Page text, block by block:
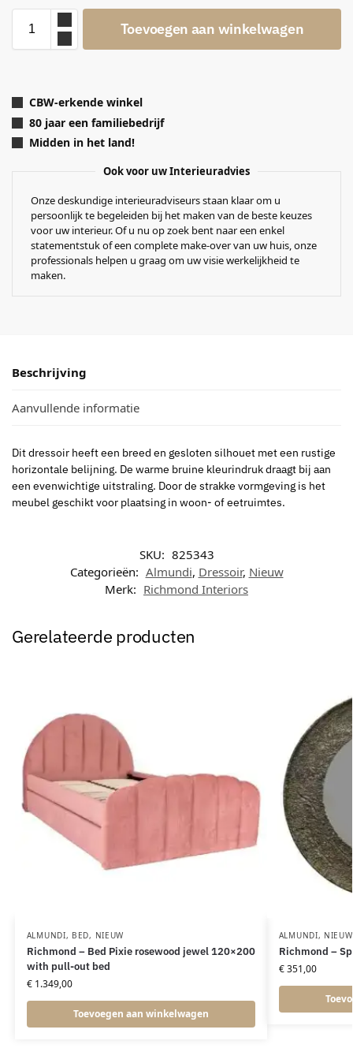
Toevoegen aan winkelwagen
CBW-erkende winkel
80 jaar een familiebedrijf
Midden in het land!
Ook voor uw Interieuradvies
Onze deskundige interieuradviseurs staan klaar om u
persoonlijk te begeleiden bij het maken van de beste keuzes
voor uw interieur. Of u nu op zoek bent naar een enkel
statementstuk of een complete make-over van uw huis, onze
professionals helpen u graag om uw visie werkelijkheid te
maken.
Beschrijving
Aanvullende informatie
Dit dressoir heeft een breed en gesloten silhouet met een rustige
horizontale belijning. De warme bruine kleurindruk draagt bij aan
een evenwichtige uitstraling. Door de strakke vormgeving is het
meubel geschikt voor plaatsing in woon- of eetruimtes.
SKU: 825343
Categorieën: Almundi, Dressoir, Nieuw
Merk: Richmond Interiors
Gerelateerde producten
ALMUNDI, BED, NIEUW
Richmond – Bed Pixie rosewood jewel 120×200
with pull-out bed
€1.349,00
Toevoegen aan winkelwagen
ALMUNDI, NIEUW
Richmond –
€351,00